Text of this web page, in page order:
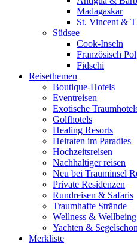
Madagaskar
St. Vincent &
Südsee
Cook-Inseln
Französisch
Fidschi
Reisethemen
Boutique-Hotels
Eventreisen
Exotische
Golfhotels
Healing Resorts
Heiraten im Paradies
Hochzeitsreisen
Nachhaltiger reisen
Neu bei Trauminsel
Private Residenzen
Rundreisen & Safaris
Traumhafte Strände
Wellness & Wellbeing
Yachten &
Merkliste